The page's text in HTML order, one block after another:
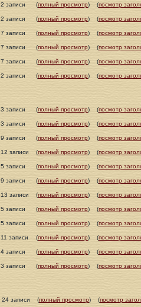
2 записи (полный просмотр) (посмотр
2 записи (полный просмотр) (посмотр
7 записи (полный просмотр) (посмотр
7 записи (полный просмотр) (посмотр
7 записи (полный просмотр) (посмотр
2 записи (полный просмотр) (посмотр
3 записи (полный просмотр) (посмотр
3 записи (полный просмотр) (посмотр
9 записи (полный просмотр) (посмотр
12 записи (полный просмотр) (посмотр
5 записи (полный просмотр) (посмотр
9 записи (полный просмотр) (посмотр
13 записи (полный просмотр) (посмотр
5 записи (полный просмотр) (посмотр
5 записи (полный просмотр) (посмотр
11 записи (полный просмотр) (посмотр
4 записи (полный просмотр) (посмотр
3 записи (полный просмотр) (посмотр
24 записи (полный просмотр) (посмотр